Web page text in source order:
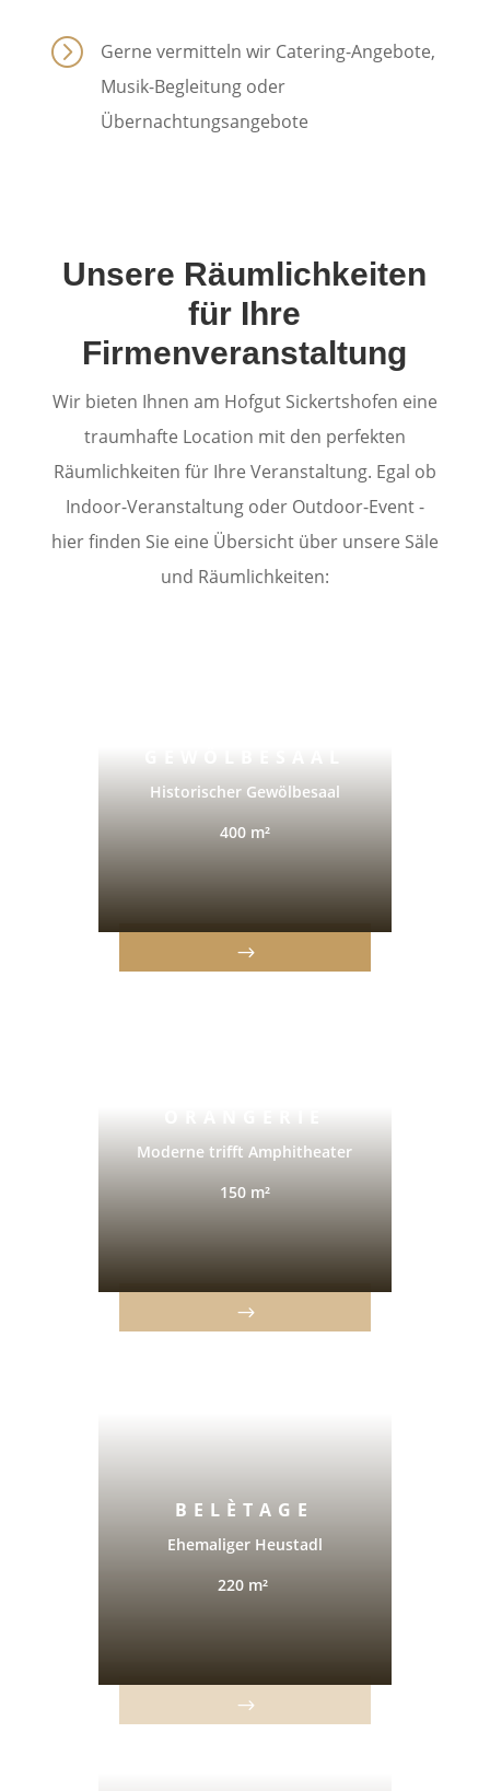
=
Gerne vermitteln wir Catering-Angebote,
Musik-Begleitung oder
Übernachtungsangebote
Unsere Räumlichkeiten
für Ihre
Firmenveranstaltung
Wir bieten Ihnen am Hofgut Sickertshofen eine
traumhafte Location mit den perfekten
Räumlichkeiten für Ihre Veranstaltung. Egal ob
Indoor-Veranstaltung oder Outdoor-Event -
hier finden Sie eine Übersicht über unsere Säle
und Räumlichkeiten:
Historischer Gewölbesaal
400 m²
Moderne trifft Amphitheater
150 m²
BELÈTAGE
Ehemaliger Heustadl
220 m²